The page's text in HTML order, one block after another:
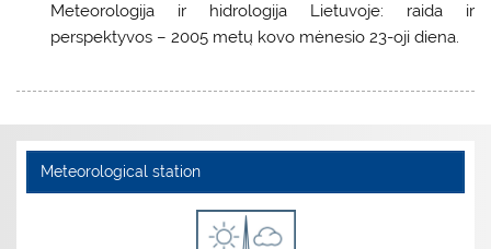
Meteorologija ir hidrologija Lietuvoje: raida ir
perspektyvos – 2005 metų kovo mėnesio 23-oji diena.
Meteorological station